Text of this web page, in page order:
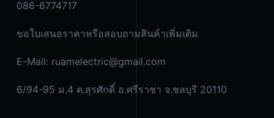
086-6774717
ขอใบเสนอราคาหรือสอบถามสินค้าเพิ่มเติม
E-Mail: ruamelectric@gmail.com
6/94-95 ม.4 ต.สุรศักดิ์ อ.ศรีราชา จ.ชลบุรี 20110